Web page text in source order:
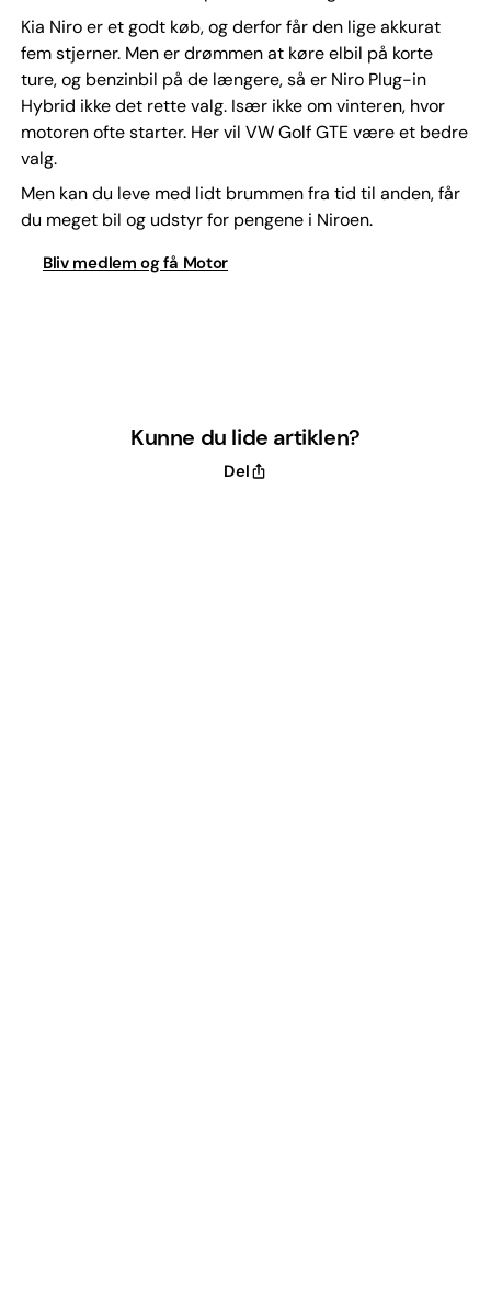
Kia Niro er et godt køb, og derfor får den lige akkurat
fem stjerner. Men er drømmen at køre elbil på korte
ture, og benzinbil på de længere, så er Niro Plug-in
Hybrid ikke det rette valg. Især ikke om vinteren, hvor
motoren ofte starter. Her vil VW Golf GTE være et bedre
valg.
Men kan du leve med lidt brummen fra tid til anden, får
du meget bil og udstyr for pengene i Niroen.
Bliv medlem og få Motor
Kunne du lide artiklen?
Del